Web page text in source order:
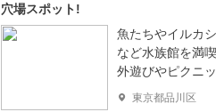
穴場スポット!
魚たちやイルカ
など水族館を満
外遊びやピクニ
東京都品川区